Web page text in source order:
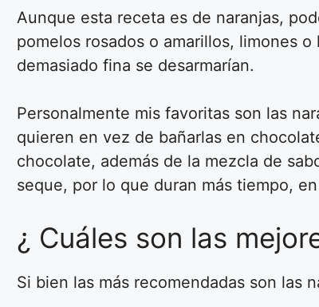
Aunque esta receta es de naranjas,
pomelos rosados o amarillos, limones
demasiado fina se desarmarían.
Personalmente mis favoritas son las
quieren en vez de bañarlas en
chocolate, además de la mezcla de
seque, por lo que duran más tiempo,
¿ Cuáles son las
Si bien las más recomendadas son las